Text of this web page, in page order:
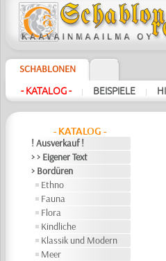
SCHABLONEN
- KATALOG - | BEISPIELE |
- KATALOG -
! Ausverkauf !
> > Eigener Text
> Bordüren
Ethno
Fauna
Flora
Kindliche
Klassik und Modern
Meer